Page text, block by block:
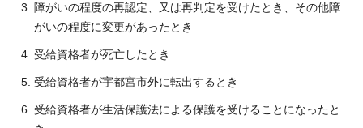
障がいの程度の再認定、又は再判定を受けたとき、その他障
がいの程度に変更があったとき
受給資格者が死亡したとき
受給資格者が宇都宮市外に転出するとき
受給資格者が生活保護法による保護を受けることになったと